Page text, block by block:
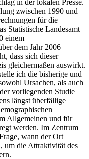
in der lokalen Presse.
zwischen 1990 und
für die
Statistische Landesamt
einem
dem Jahr 2006
dass sich dieser
gleichermaßen auswirkt.
ich die bisherige und
Ursachen, als auch
vorliegenden Studie
längst überfällige
Allgemeinen und für
werden. Im Zentrum
wann der Ort
um die Attraktivität des